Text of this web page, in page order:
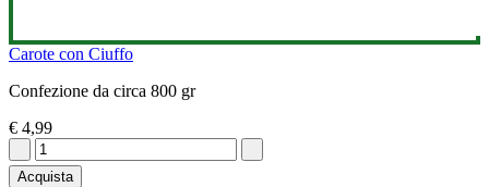
Carote con Ciuffo
Confezione da circa 800 gr
€ 4,99
Acquista